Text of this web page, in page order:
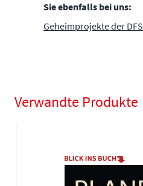
Sie ebenfalls bei uns:
Geheimprojekte der DFS
Verwandte Produkte